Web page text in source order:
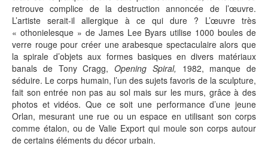
retrouve complice de la destruction annoncée de l’œuvre.
L’artiste serait-il allergique à ce qui dure ? L’œuvre très
« othonielesque » de James Lee Byars utilise 1000 boules de
verre rouge pour créer une arabesque spectaculaire alors que
la spirale d’objets aux formes basiques en divers matériaux
banals de Tony Cragg, Opening Spiral, 1982, manque de
séduire. Le corps humain, l’un des sujets favoris de la sculpture,
fait son entrée non pas au sol mais sur les murs, grâce à des
photos et vidéos. Que ce soit une performance d’une jeune
Orlan, mesurant une rue ou un espace en utilisant son corps
comme étalon, ou de Valie Export qui moule son corps autour
de certains éléments du décor urbain.